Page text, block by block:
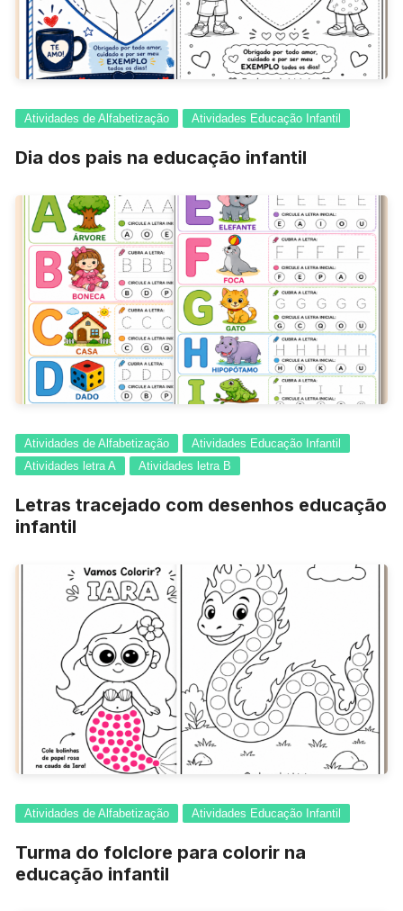
Atividades de Alfabetização Atividades Educação Infantil
Dia dos pais na educação infantil
Atividades de Alfabetização
Atividades Educação Infantil
Atividades letra A
Atividades letra B
Letras tracejado com desenhos educação
infantil
Atividades de Alfabetização Atividades Educação Infantil
Turma do folclore para colorir na
educação infantil